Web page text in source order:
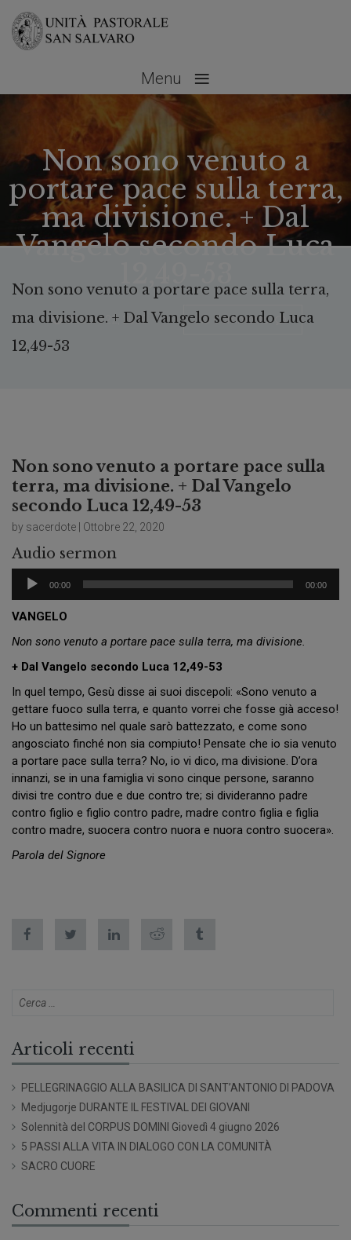
Menu ≡
Non sono venuto a
portare pace sulla terra,
ma divisione. + Dal
Vangelo secondo Luca
Ottobre 22, 2020 No Comments
Non sono venuto a portare pace sulla terra,
ma divisione. + Dal Vangelo secondo Luca
12,49-53
Non sono venuto a portare pace sulla
terra, ma divisione. + Dal Vangelo
secondo Luca 12,49-53
by sacerdote | Ottobre 22, 2020
Audio sermon
Audio
Player
00:00 00:00
VANGELO
Non sono venuto a portare pace sulla terra, ma divisione.
+ Dal Vangelo secondo Luca 12,49-53
In quel tempo, Gesù disse ai suoi discepoli: «Sono venuto a
gettare fuoco sulla terra, e quanto vorrei che fosse già acceso!
Ho un battesimo nel quale sarò battezzato, e come sono
angosciato finché non sia compiuto! Pensate che io sia venuto
a portare pace sulla terra? No, io vi dico, ma divisione. D’ora
innanzi, se in una famiglia vi sono cinque persone, saranno
divisi tre contro due e due contro tre; si divideranno padre
contro figlio e figlio contro padre, madre contro figlia e figlia
contro madre, suocera contro nuora e nuora contro suocera».
Parola del Signore
Articoli recenti
PELLEGRINAGGIO ALLA BASILICA DI SANT’ANTONIO DI PADOVA
Medjugorje DURANTE IL FESTIVAL DEI GIOVANI
Solennità del CORPUS DOMINI Giovedì 4 giugno 2026
5 PASSI ALLA VITA IN DIALOGO CON LA COMUNITÀ
SACRO CUORE
Commenti recenti